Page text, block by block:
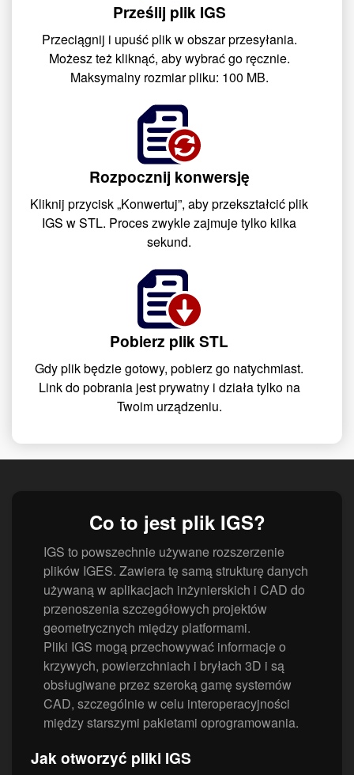
Prześlij plik IGS
Przeciągnij i upuść plik w obszar przesyłania.
Możesz też kliknąć, aby wybrać go ręcznie.
Maksymalny rozmiar pliku: 100 MB.
Rozpocznij konwersję
Kliknij przycisk „Konwertuj”, aby przekształcić plik
IGS w STL. Proces zwykle zajmuje tylko kilka
sekund.
Pobierz plik STL
Gdy plik będzie gotowy, pobierz go natychmiast.
Link do pobrania jest prywatny i działa tylko na
Twoim urządzeniu.
Co to jest plik IGS?
IGS to powszechnie używane rozszerzenie
plików IGES. Zawiera tę samą strukturę danych
używaną w aplikacjach inżynierskich i CAD do
przenoszenia szczegółowych projektów
geometrycznych między platformami.
Pliki IGS mogą przechowywać informacje o
krzywych, powierzchniach i bryłach 3D i są
obsługiwane przez szeroką gamę systemów
CAD, szczególnie w celu interoperacyjności
między starszymi pakietami oprogramowania.
Jak otworzyć pliki IGS